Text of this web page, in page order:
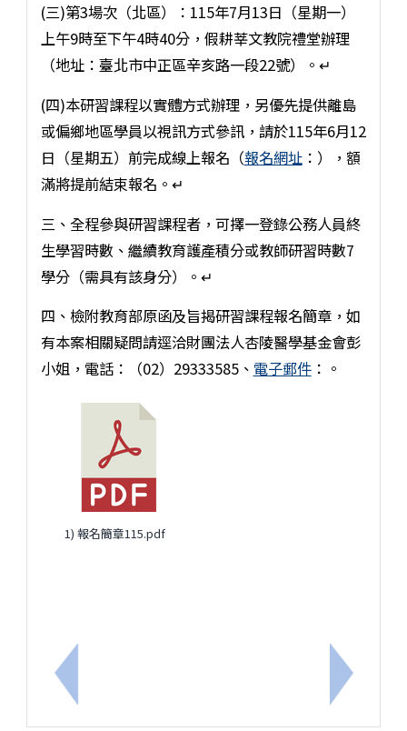
上一筆：世界自殺防治日新詩徵件活動
(三)第3場次（北區）：115年7月13日（星期一）
上午9時至下午4時40分，假耕莘文教院禮堂辦理
（地址：臺北市中正區辛亥路一段22號）。↵
(四)本研習課程以實體方式辦理，另優先提供離島
或偏鄉地區學員以視訊方式參訊，請於115年6月12
日（星期五）前完成線上報名（報名網址：），額
滿將提前結束報名。↵
三、全程參與研習課程者，可擇一登錄公務人員終
生學習時數、繼續教育護產積分或教師研習時數7
學分（需具有該身分）。↵
四、檢附教育部原函及旨揭研習課程報名簡章，如
有本案相關疑問請逕洽財團法人杏陵醫學基金會彭
小姐，電話：（02）29333585、 電子郵件：。
1) 報名簡章115.pdf
下一筆：